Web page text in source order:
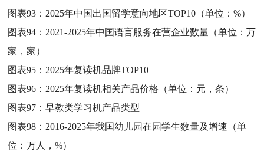
图表93： 2025年中国出国留学意向地区TOP10（单位：%）
图表94： 2021-2025年中国语言服务在营企业数量（单位：万
家，家）
图表95： 2025年复读机品牌TOP10
图表96： 2025年复读机相关产品价格（单位：元，条）
图表97：早教类学习机产品类型
图表98： 2016-2025年我国幼儿园在园学生数量及增速（单
位：万人，%）